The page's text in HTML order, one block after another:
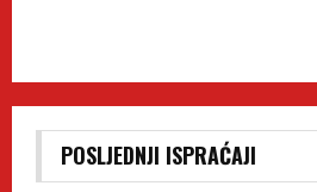
POSLJEDNJI ISPRAĆAJI